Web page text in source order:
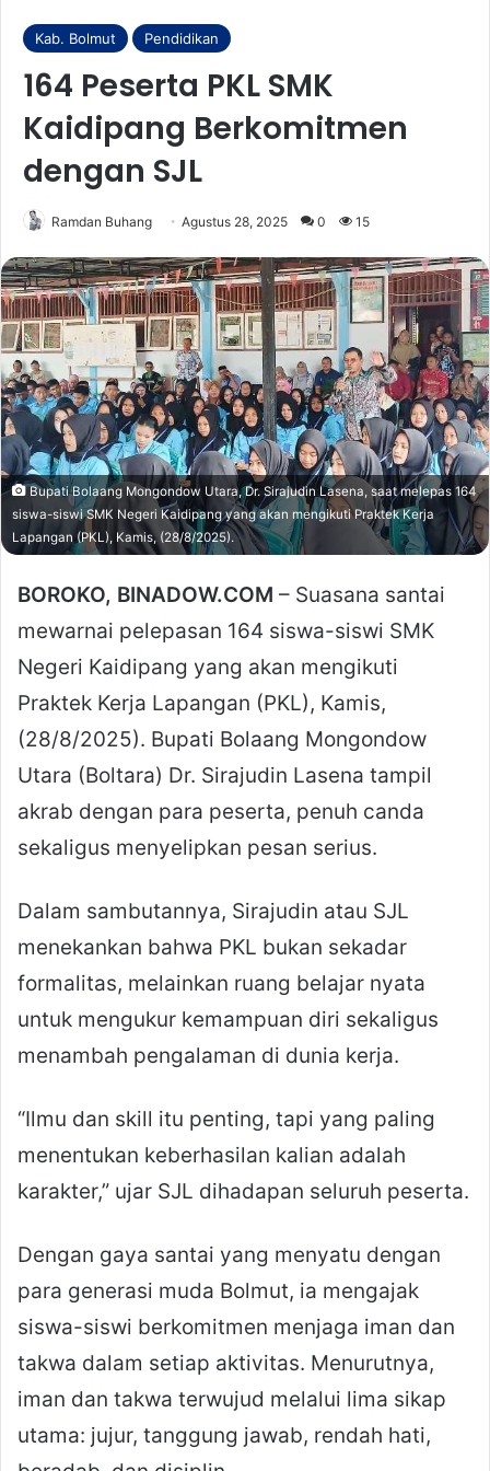
Kab. Bolmut Pendidikan
164 Peserta PKL SMK
Kaidipang Berkomitmen
dengan SJL
Ramdan Buhang Agustus 28, 2025 0 15
Bupati Bolaang Mongondow Utara, Dr. Sirajudin Lasena, saat melepas 164
siswa-siswi SMK Negeri Kaidipang yang akan mengikuti Praktek Kerja
Lapangan (PKL), Kamis, (28/8/2025).
BOROKO, BINADOW.COM – Suasana santai
mewarnai pelepasan 164 siswa-siswi SMK
Negeri Kaidipang yang akan mengikuti
Praktek Kerja Lapangan (PKL), Kamis,
(28/8/2025). Bupati Bolaang Mongondow
Utara (Boltara) Dr. Sirajudin Lasena tampil
akrab dengan para peserta, penuh canda
sekaligus menyelipkan pesan serius.
Dalam sambutannya, Sirajudin atau SJL
menekankan bahwa PKL bukan sekadar
formalitas, melainkan ruang belajar nyata
untuk mengukur kemampuan diri sekaligus
menambah pengalaman di dunia kerja.
“Ilmu dan skill itu penting, tapi yang paling
menentukan keberhasilan kalian adalah
karakter,” ujar SJL dihadapan seluruh peserta.
Dengan gaya santai yang menyatu dengan
para generasi muda Bolmut, ia mengajak
siswa-siswi berkomitmen menjaga iman dan
takwa dalam setiap aktivitas. Menurutnya,
iman dan takwa terwujud melalui lima sikap
utama: jujur, tanggung jawab, rendah hati,